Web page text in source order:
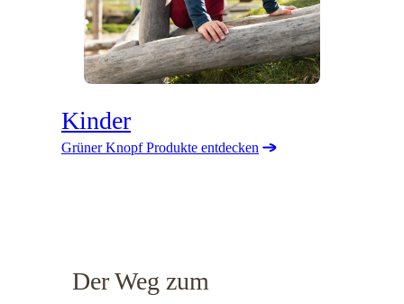
Kinder
Grüner Knopf Produkte entdecken
Der Weg zum